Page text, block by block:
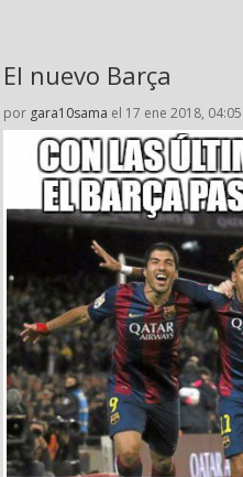
El nuevo Barça
por gara10sama el 17 ene 2018, 04:05